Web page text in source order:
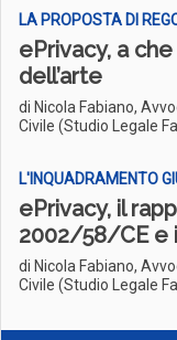
LA PROPOSTA DI
ePrivacy, a
dell’arte
di Nicola Fabiano,
Civile (Studio Legale
L'INQUADRAMENTO
ePrivacy, il
2002/58/CE e
di Nicola Fabiano,
Civile (Studio Legale